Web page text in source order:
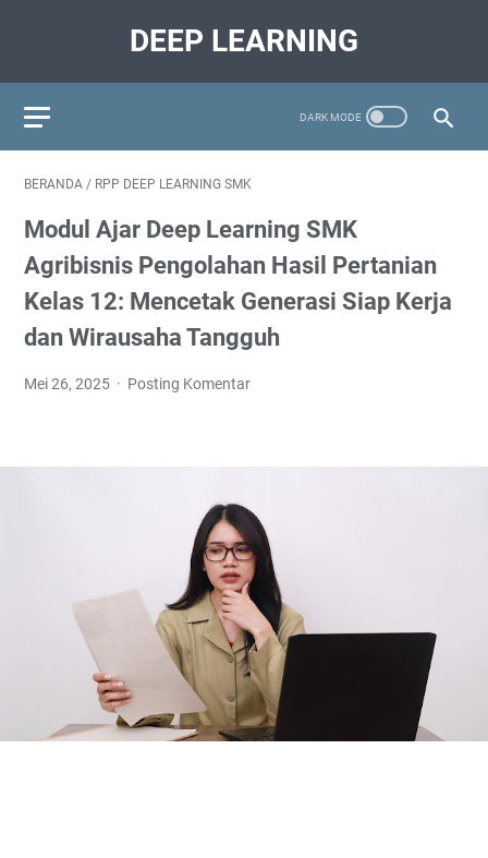
DEEP LEARNING
BERANDA / RPP DEEP LEARNING SMK
Modul Ajar Deep Learning SMK
Agribisnis Pengolahan Hasil Pertanian
Kelas 12: Mencetak Generasi Siap Kerja
dan Wirausaha Tangguh
Mei 26, 2025 Posting Komentar